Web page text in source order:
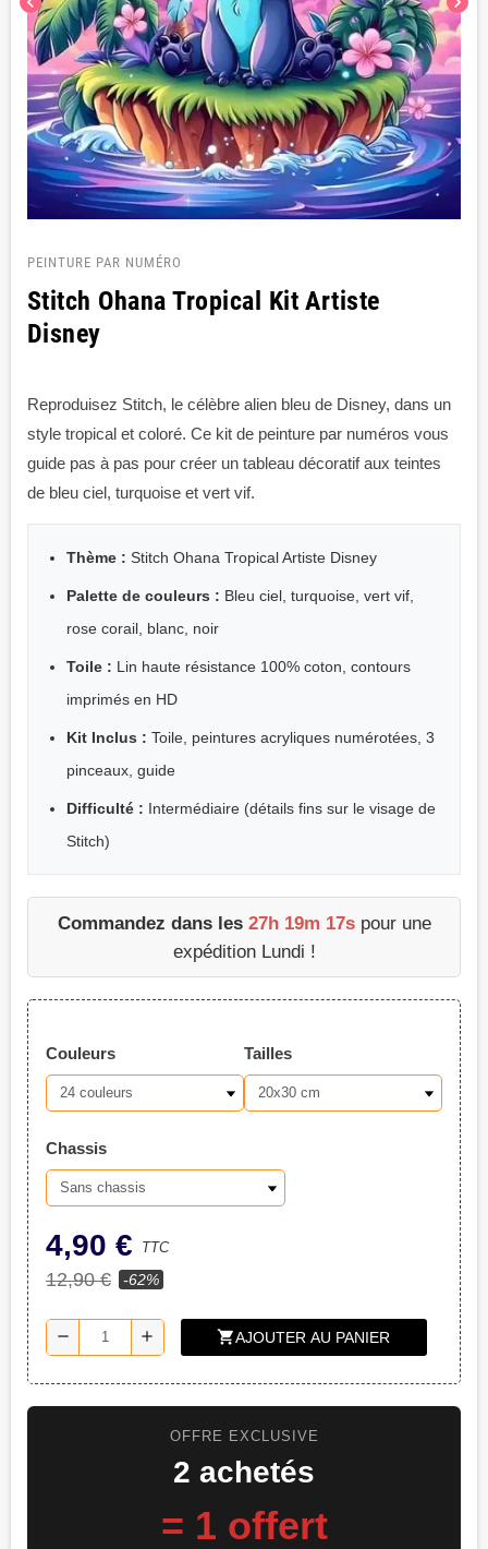
PEINTURE PAR NUMÉRO
Stitch Ohana Tropical Kit Artiste
Disney
Reproduisez Stitch, le célèbre alien bleu de Disney, dans un
style tropical et coloré. Ce kit de peinture par numéros vous
guide pas à pas pour créer un tableau décoratif aux teintes
de bleu ciel, turquoise et vert vif.
Thème : Stitch Ohana Tropical Artiste Disney
Palette de couleurs : Bleu ciel, turquoise, vert vif,
rose corail, blanc, noir
Toile : Lin haute résistance 100% coton, contours
imprimés en HD
Kit Inclus : Toile, peintures acryliques numérotées, 3
pinceaux, guide
Difficulté : Intermédiaire (détails fins sur le visage de
Stitch)
Commandez dans les 27h 19m 16s pour une
expédition Lundi !
Couleurs Tailles
Chassis
4,90 € TTC
12,90 € -62%
remove add shopping_cartAJOUTER AU PANIER
OFFRE EXCLUSIVE
2 achetés
= 1 offert